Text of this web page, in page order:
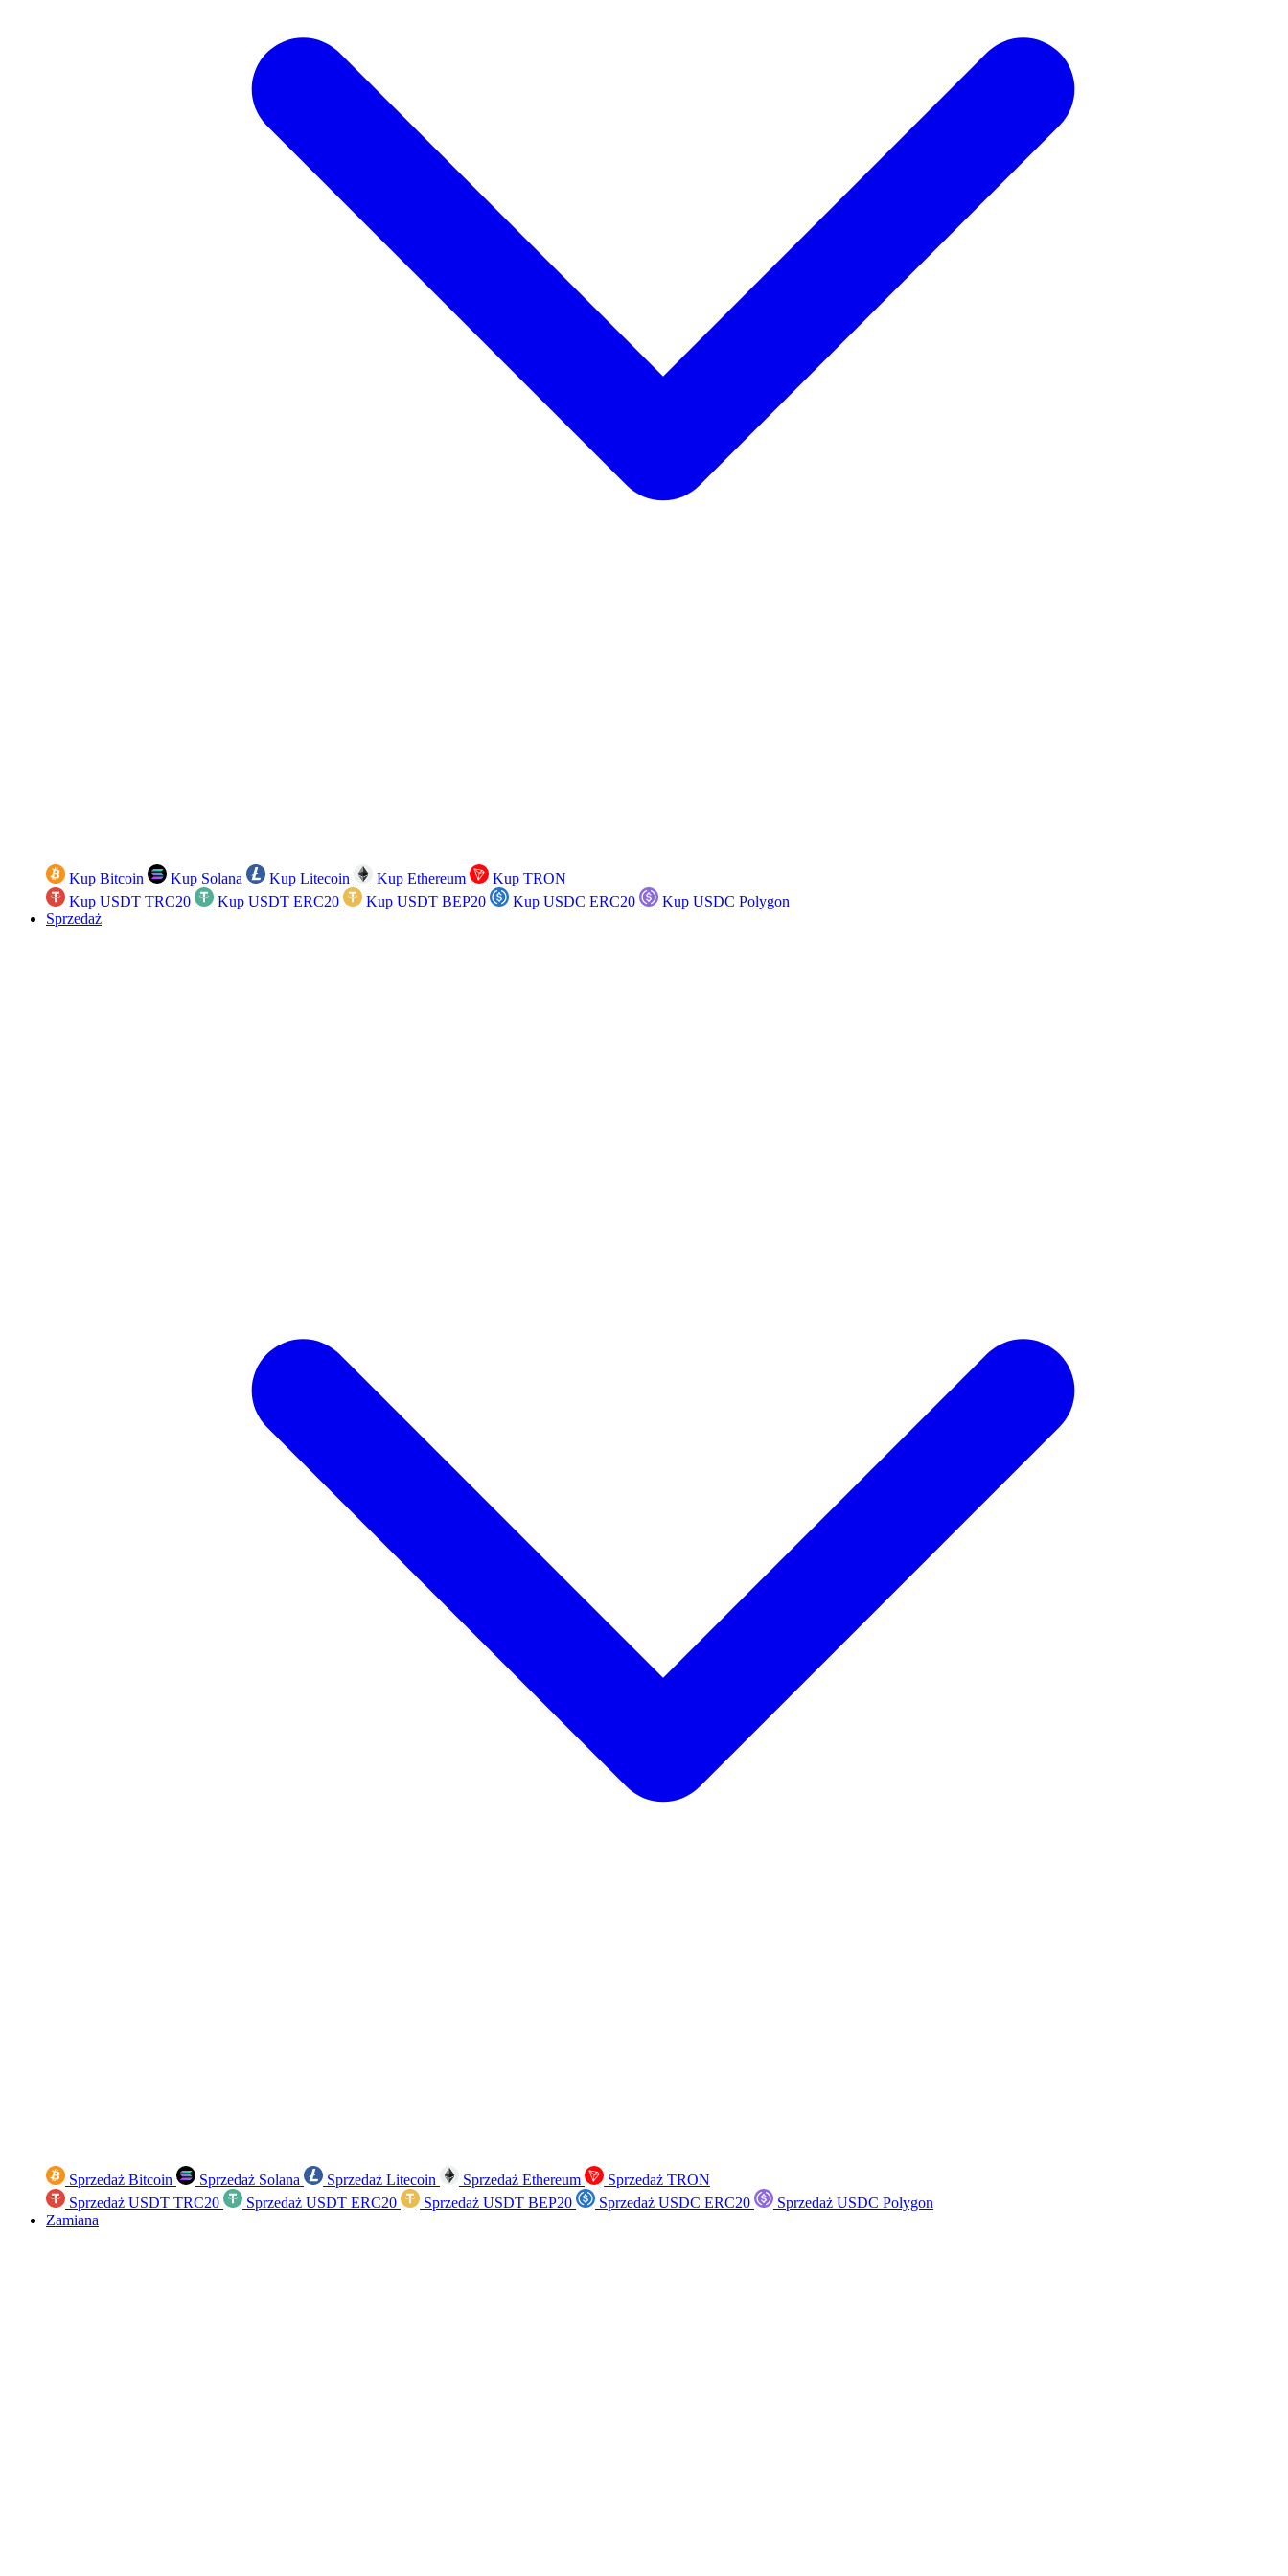
Kup Bitcoin Kup Solana Kup Litecoin Kup Ethereum
Kup TRON
Kup USDT TRC20
Kup USDT ERC20 Kup USDT BEP20 Kup USDC ERC20
Kup USDC Polygon
Sprzedaż
Sprzedaż Bitcoin Sprzedaż Solana Sprzedaż Litecoin Sprzedaż Ethereum
Sprzedaż TRON
Sprzedaż USDT TRC20
Sprzedaż USDT ERC20 Sprzedaż USDT BEP20 Sprzedaż USDC ERC20
Sprzedaż USDC Polygon
Zamiana